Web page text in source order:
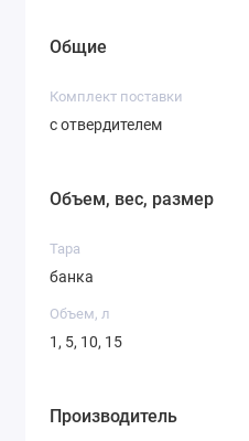
Общие
Комплект поставки
с отвердителем
Объем, вес, размер
Тара
банка
Объем, л
1, 5, 10, 15
Производитель